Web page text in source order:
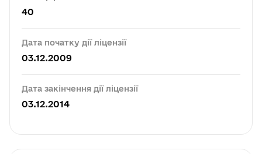
40
Дата початку дії ліцензії
03.12.2009
Дата закінчення дії ліцензії
03.12.2014